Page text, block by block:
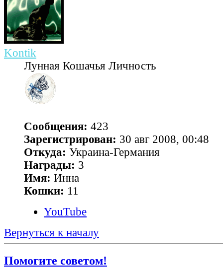
Kontik
Лунная Кошачья Личность
Сообщения: 423
Зарегистрирован: 30 авг 2008, 00:48
Откуда: Украина-Германия
Награды: 3
Имя: Инна
Кошки: 11
YouTube
Вернуться к началу
Помогите советом!